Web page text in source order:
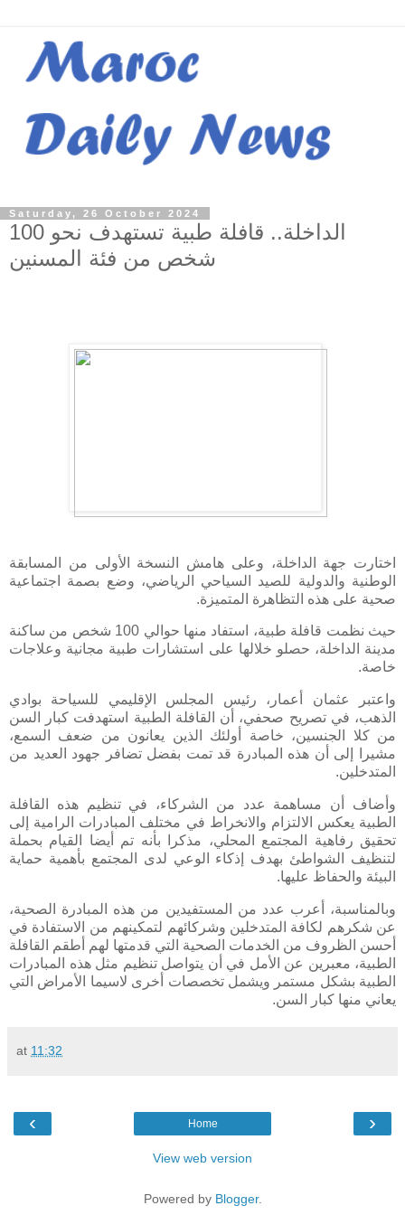
Saturday, 26 October 2024
الداخلة.. قافلة طبية تستهدف نحو 100
شخص من فئة المسنين
اختارت جهة الداخلة، وعلى هامش النسخة الأولى من المسابقة
الوطنية والدولية للصيد السياحي الرياضي، وضع بصمة اجتماعية
صحية على هذه التظاهرة المتميزة.
حيث نظمت قافلة طبية، استفاد منها حوالي 100 شخص من ساكنة
مدينة الداخلة، حصلو خلالها على استشارات طبية مجانية وعلاجات
خاصة.
واعتبر عثمان أعمار، رئيس المجلس الإقليمي للسياحة بوادي
الذهب، في تصريح صحفي، أن القافلة الطبية استهدفت كبار السن
من كلا الجنسين، خاصة أولئك الذين يعانون من ضعف السمع،
مشيرا إلى أن هذه المبادرة قد تمت بفضل تضافر جهود العديد من
المتدخلين.
وأضاف أن مساهمة عدد من الشركاء، في تنظيم هذه القافلة
الطبية يعكس الالتزام والانخراط في مختلف المبادرات الرامية إلى
تحقيق رفاهية المجتمع المحلي، مذكرا بأنه تم أيضا القيام بحملة
لتنظيف الشواطئ بهدف إذكاء الوعي لدى المجتمع بأهمية حماية
البيئة والحفاظ عليها.
وبالمناسبة، أعرب عدد من المستفيدين من هذه المبادرة الصحية،
عن شكرهم لكافة المتدخلين وشركائهم لتمكينهم من الاستفادة في
أحسن الظروف من الخدمات الصحية التي قدمتها لهم أطقم القافلة
الطبية، معبرين عن الأمل في أن يتواصل تنظيم مثل هذه المبادرات
الطبية بشكل مستمر ويشمل تخصصات أخرى لاسيما الأمراض التي
يعاني منها كبار السن.
at 11:32
‹ ›
Home
View web version
Powered by Blogger.